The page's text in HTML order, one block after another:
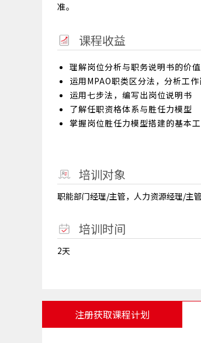
准。
课程收益
理解岗位分析与职务说明书的价值
运用MPAO职类区分法，分析工作
运用七步法，编写出岗位说明书
了解任职资格体系与胜任力模型
掌握岗位胜任力模型搭建的基本
培训对象
职能部门经理/主管，人力资源经理/主
培训时间
2天
注册获取课程计划